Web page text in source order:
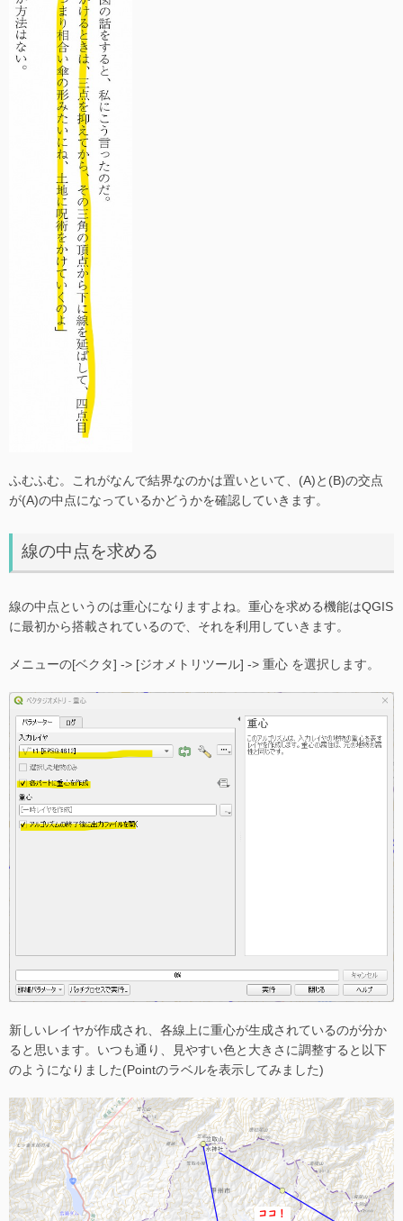
ふむふむ。これがなんで結界なのかは置いといて、(A)と(B)の交点
が(A)の中点になっているかどうかを確認していきます。
線の中点を求める
線の中点というのは重心になりますよね。重心を求める機能はQGIS
に最初から搭載されているので、それを利用していきます。
メニューの[ベクタ] -> [ジオメトリツール] -> 重心 を選択します。
新しいレイヤが作成され、各線上に重心が生成されているのが分か
ると思います。いつも通り、見やすい色と大きさに調整すると以下
のようになりました(Pointのラベルを表示してみました)